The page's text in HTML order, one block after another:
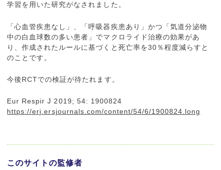
学習を用いた研究がなされました。
「心血管疾患なし」、「呼吸器疾患あり」かつ「気道分泌物
中の白血球数の多い患者」でマクロライド治療の効果があ
り、作成されたルールに基づくと死亡率を30％程度減らすと
のことです。
今後RCTでの検証が待たれます。
Eur Respir J 2019; 54: 1900824
https://erj.ersjournals.com/content/54/6/1900824.long
このサイトの監修者